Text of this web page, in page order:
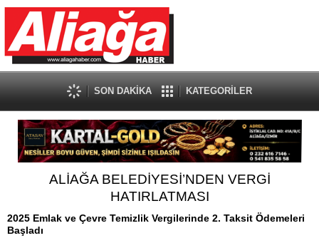
SON DAKİKA KATEGORİLER
ALİAĞA BELEDİYESİ’NDEN VERGİ
HATIRLATMASI
2025 Emlak ve Çevre Temizlik Vergilerinde 2. Taksit Ödemeleri
Başladı